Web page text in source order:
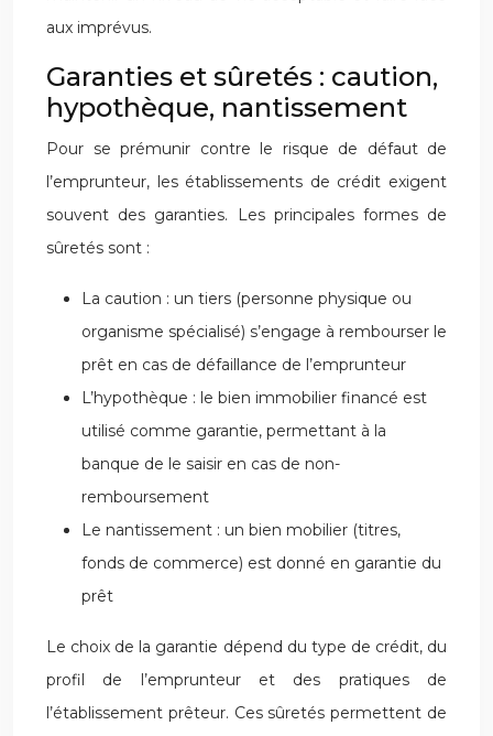
aux imprévus.
Garanties et sûretés : caution,
hypothèque, nantissement
Pour se prémunir contre le risque de défaut de
l’emprunteur, les établissements de crédit exigent
souvent des garanties. Les principales formes de
sûretés sont :
La caution : un tiers (personne physique ou
organisme spécialisé) s’engage à rembourser le
prêt en cas de défaillance de l’emprunteur
L’hypothèque : le bien immobilier financé est
utilisé comme garantie, permettant à la
banque de le saisir en cas de non-
remboursement
Le nantissement : un bien mobilier (titres,
fonds de commerce) est donné en garantie du
prêt
Le choix de la garantie dépend du type de crédit, du
profil de l’emprunteur et des pratiques de
l’établissement prêteur. Ces sûretés permettent de